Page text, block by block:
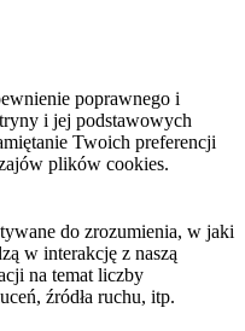
poprawnego i
i jej podstawowych
Twoich preferencji
plików cookies.
do zrozumienia, w jaki
w interakcję z naszą
na temat liczby
źródła ruchu, itp.